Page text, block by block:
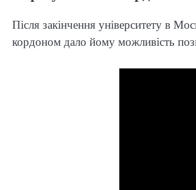
Після закінчення університету в
кордоном дало йому можливість